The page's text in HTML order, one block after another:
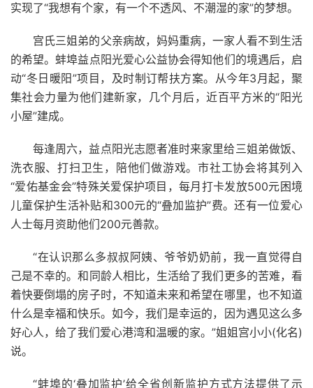
实现了“我想有个家，有一个不透风、不潮湿的家”的梦想。
宫氏三姐弟的父亲病故，妈妈重病，一家人看不到生活
的希望。蚌埠益点阳光爱心公益协会得知他们的境遇后，启
动“冬日暖阳”项目，及时制订帮扶方案。从今年3月起，聚
集社会力量为他们建新家，几个月后，近百平方米的“阳光
小屋”建成。
每逢周六，益点阳光志愿者准时来家里给三姐弟做饭、
洗衣服、打扫卫生，陪他们做游戏。市社工协会将其列入
“爱佑基金会”特殊关爱保护项目，每月打卡发放500元困境
儿童保护生活补贴和300元的“叠加监护”费。还有一位爱心
人士每月资助他们200元善款。
“在认识那么多叔叔阿姨、爷爷奶奶前，我一直觉得自
己是不幸的。和同龄人相比，生活给了我们更多的苦难，看
着快要倒塌的房子时，不知道未来和希望在哪里，也不知道
什么是幸福和快乐。如今，我们是幸运的，因为遇见这么多
好心人，给了我们爱心港湾和温暖的家。”姐姐宫小小(化名)
说。
“蚌埠的‘叠加监护’给全省创新监护方式方法提供了示